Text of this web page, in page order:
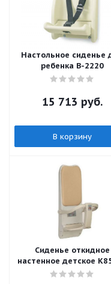
Настольное сиденье
ребенка В-2220
15 713 руб.
В корзину
Сиденье откидное
настенное детское